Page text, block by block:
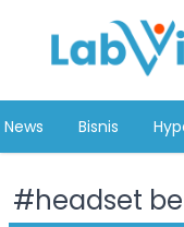
News Bisnis
#headset